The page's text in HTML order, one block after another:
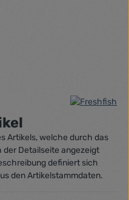
von 5 Sternen
Artikels, welche durch das
der Detailseite angezeigt
definiert sich
den Artikelstammdaten.